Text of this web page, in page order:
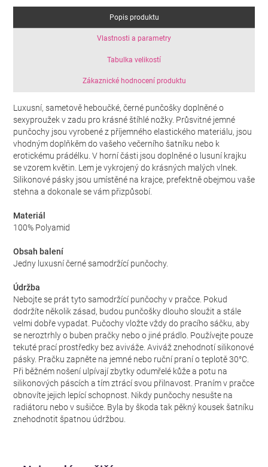
Popis produktu
Vlastnosti a parametry
Tabulka velikostí
Zákaznické hodnocení produktu
Luxusní, sametově heboučké, černé punčošky doplněné o
sexyproužek v zadu pro krásné štíhlé nožky. Průsvitné jemné
punčochy jsou vyrobené z příjemného elastického materiálu, jsou
vhodným doplňkěm do vašeho večerního šatníku nebo k
erotickému prádélku. V horní části jsou doplněné o lusuní krajku
se vzorem květin. Lem je vykrojený do krásných malých vlnek.
Silikonové pásky jsou umístěné na krajce, prefektně obejmou vaše
stehna a dokonale se vám přizpůsobí.
Materiál
100% Polyamid
Obsah balení
Jedny luxusní černé samodržící punčochy.
Údržba
Nebojte se prát tyto samodržící punčochy v pračce. Pokud
dodržíte několik zásad, budou punčošky dlouho sloužit a stále
velmi dobře vypadat. Pučochy vložte vždy do pracího sáčku, aby
se neroztrhly o buben pračky nebo o jiné prádlo. Používejte pouze
tekuté prací prostředky bez aviváže. Aviváž znehodnotí silikonové
pásky. Pračku zapněte na jemné nebo ruční praní o teplotě 30°C.
Při běžném nošení ulpívají zbytky odumřelé kůže a potu na
silikonových páscích a tím ztrácí svou přilnavost. Praním v pračce
obnovíte jejich lepící schopnost. Nikdy punčochy nesušte na
radiátoru nebo v sušičce. Byla by škoda tak pěkný kousek šatníku
znehodnotit špatnou údržbou.